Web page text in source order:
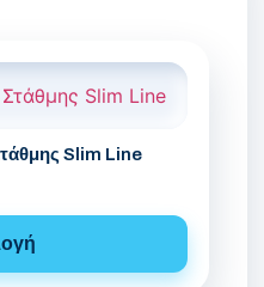
Slim Line